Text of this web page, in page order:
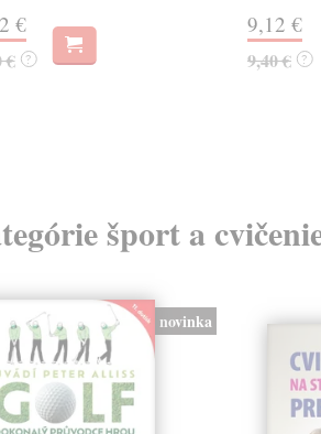
€
€ ?
9,12 €
9,40 € ?
šport a
novinka